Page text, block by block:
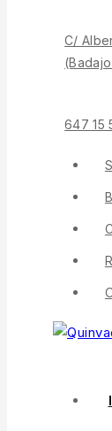
C/
647 15